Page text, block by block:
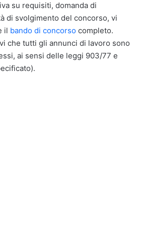
su requisiti, domanda di
di svolgimento del concorso, vi
il bando di concorso completo.
che tutti gli annunci di lavoro sono
ai sensi delle leggi 903/77 e